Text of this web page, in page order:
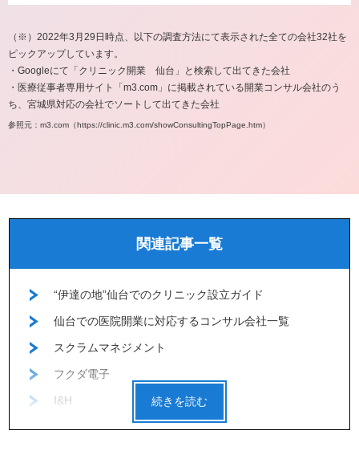
（※）2022年3月29日時点、以下の調査方法にて表示された全ての会社32社を
ピックアップしています。
・Googleにて「クリニック開業 仙台」と検索して出てきた会社
・医療従事者専用サイト「m3.com」に掲載されている開業コンサル会社のう
ち、宮城県対応の会社でソートして出てきた会社
参照元：m3.com（https://clinic.m3.com/showConsultingTopPage.htm）
関連記事一覧
“伊達の地”仙台でのクリニック設立ガイド
仙台での医院開業に対応するコンサル会社一覧
スクラムマネジメント
フクダ電子
I&H
福祉医療計画研究所